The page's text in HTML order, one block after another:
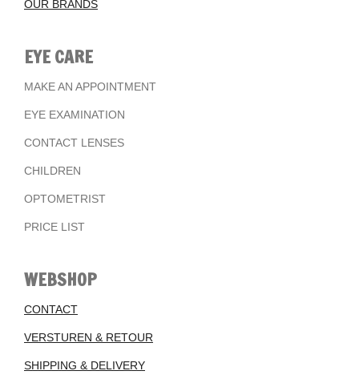
OUR BRANDS
EYE CARE
MAKE AN APPOINTMENT
EYE EXAMINATION
CONTACT LENSES
CHILDREN
OPTOMETRIST
PRICE LIST
WEBSHOP
CONTACT
VERSTUREN & RETOUR
SHIPPING & DELIVERY